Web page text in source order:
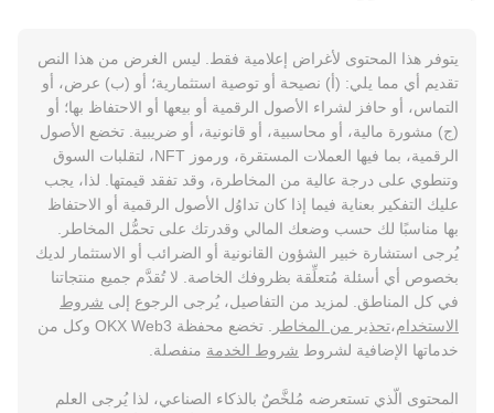
يتوفر هذا المحتوى لأغراض إعلامية فقط. ليس الغرض من هذا النص
تقديم أي مما يلي: (أ) نصيحة أو توصية استثمارية؛ أو (ب) عرض، أو
التماس، أو حافز لشراء الأصول الرقمية أو بيعها أو الاحتفاظ بها؛ أو
(ج) مشورة مالية، أو محاسبية، أو قانونية، أو ضريبية. تخضع الأصول
الرقمية، بما فيها العملات المستقرة، ورموز NFT، لتقلبات السوق
وتنطوي على درجة عالية من المخاطرة، وقد تفقد قيمتها. لذا، يجب
عليك التفكير بعناية فيما إذا كان تداوُل الأصول الرقمية أو الاحتفاظ
بها مناسبًا لك حسب وضعك المالي وقدرتك على تحمُّل المخاطر.
يُرجى استشارة خبير الشؤون القانونية أو الضرائب أو الاستثمار لديك
بخصوص أي أسئلة مُتعلِّقة بظروفك الخاصة. لا تُقدَّم جميع منتجاتنا
في كل المناطق. لمزيد من التفاصيل، يُرجى الرجوع إلى شروط
الاستخدام،تحذير من المخاطر
. تخضع محفظة OKX Web3 وكل من
خدماتها الإضافية لشروط شروط الخدمة منفصلة.
المحتوى الّذي تستعرضه مُلخَّصٌ بالذكاء الصناعي، لذا يُرجى العلم